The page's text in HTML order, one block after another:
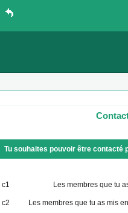
Tu souhaites pouvoir être contacté
c1 Les membres que tu
c2 Les membres que tu as mis